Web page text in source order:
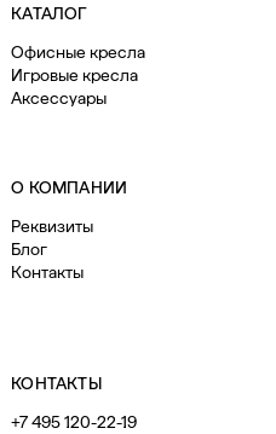
КАТАЛОГ
Офисные кресла
Игровые кресла
Аксессуары
О КОМПАНИИ
Реквизиты
Блог
Контакты
КОНТАКТЫ
+7 495 120-22-19